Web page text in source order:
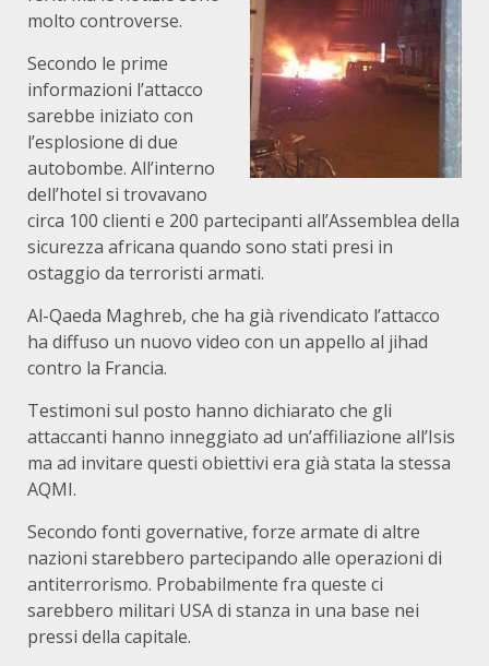
molto controverse.
Secondo le prime
informazioni l’attacco
sarebbe iniziato con
l’esplosione di due
autobombe. All’interno
dell’hotel si trovavano
circa 100 clienti e 200 partecipanti all’Assemblea della
sicurezza africana quando sono stati presi in
ostaggio da terroristi armati.
Al-Qaeda Maghreb, che ha già rivendicato l’attacco
ha diffuso un nuovo video con un appello al jihad
contro la Francia.
Testimoni sul posto hanno dichiarato che gli
attaccanti hanno inneggiato ad un’affiliazione all’Isis
ma ad invitare questi obiettivi era già stata la stessa
AQMI.
Secondo fonti governative, forze armate di altre
nazioni starebbero partecipando alle operazioni di
antiterrorismo. Probabilmente fra queste ci
sarebbero militari USA di stanza in una base nei
pressi della capitale.